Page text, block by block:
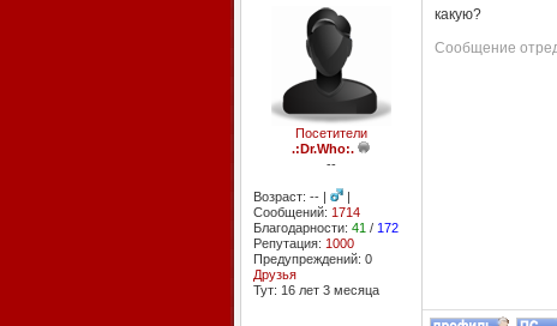
Посетители
.:Dr.Who:.
--
Возраст: -- |
|
Сообщений: 1714
Благодарности: 41 / 172
Репутация: 1000
Предупреждений: 0
Друзья
Тут: 16 лет 3 месяцa
какую?
Сообщение